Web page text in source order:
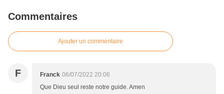
Commentaires
Ajouter un commentaire
F Franck 06/07/2022 20:06
Que Dieu seul reste notre guide. Amen